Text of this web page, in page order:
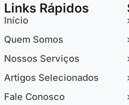
Links Rápidos
Início
Quem Somos
Nossos Serviços
Artigos Selecionados
Fale Conosco